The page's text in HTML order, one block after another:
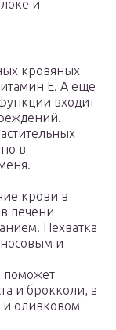
и
кровяных
E. А еще
входит
в
крови в
печени
Нехватка
и
поможет
и брокколи, а
и оливковом